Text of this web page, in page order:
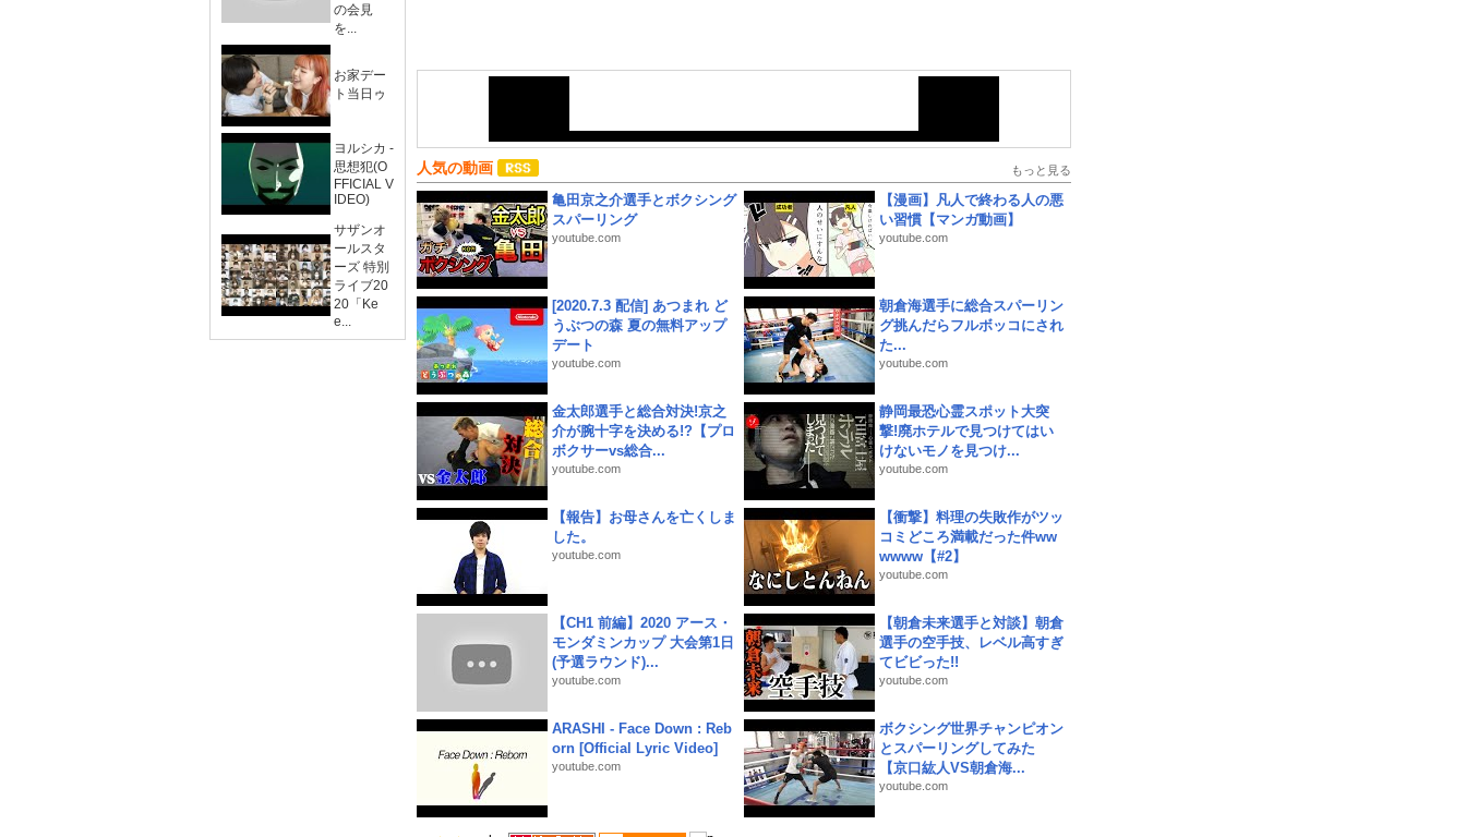
の会見
を...
お家デー
ト当日ゥ
ヨルシカ -
思想犯(O
FFICIAL V
IDEO)
サザンオ
ールスタ
ーズ 特別
ライブ20
20「Ke
e...
人気の動画 もっと見る
亀田京之介選手とボクシング
スパーリング
youtube.com
【漫画】凡人で終わる人の悪
い習慣【マンガ動画】
youtube.com
[2020.7.3 配信] あつまれ ど
うぶつの森 夏の無料アップ
デート
youtube.com
朝倉海選手に総合スパーリン
グ挑んだらフルボッコにされ
た...
youtube.com
金太郎選手と総合対決!京之
介が腕十字を決める!?【プロ
ボクサーvs総合...
youtube.com
静岡最恐心霊スポット大突
撃!廃ホテルで見つけてはい
けないモノを見つけ...
youtube.com
【報告】お母さんを亡くしま
した。
youtube.com
【衝撃】料理の失敗作がツッ
コミどころ満載だった件ww
wwww【#2】
youtube.com
【CH1 前編】2020 アース・
モンダミンカップ 大会第1日
(予選ラウンド)...
youtube.com
【朝倉未来選手と対談】朝倉
選手の空手技、レベル高すぎ
てビビった!!
youtube.com
ARASHI - Face Down : Reb
orn [Official Lyric Video]
youtube.com
ボクシング世界チャンピオン
とスパーリングしてみた
【京口紘人VS朝倉海...
youtube.com